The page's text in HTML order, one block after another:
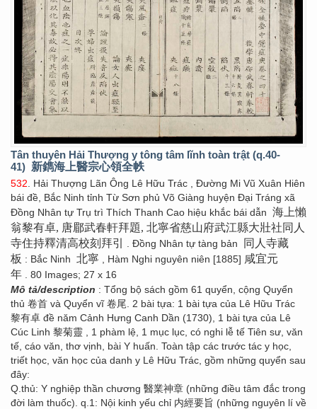
Tân thuyên Hải Thượng y tông tâm lĩnh toàn trật (q.40-
41) 新鐫海上醫宗心領全帙
532 . Hải Thượng Lãn Ông Lê Hữu Trác , Đường Mi Vũ Xuân Hiên
bái đề, Bắc Ninh tỉnh Từ Sơn phủ Võ Giàng huyện Đại Tráng xã
Đồng Nhân tự Trụ trì Thích Thanh Cao hiệu khắc bái dẫn 海上懶
翁黎有卓, 唐郿武春軒拜題, 北寧省慈山府武江縣大壯社同人
寺住持釋清高校刻拜引
. Đồng Nhân tự tàng bản
同人寺藏
板 : Bắc Ninh 北寧 , Hàm Nghi nguyên niên [1885] 咸宜元
年 . 80 Images; 27 x 16
Mô tả/description : Tổng bộ sách gồm 61 quyển, cộng Quyển
thủ 卷首 và Quyển vĩ 卷尾. 2 bài tựa: 1 bài tựa của Lê Hữu Trác
黎有卓 đề năm Cảnh Hưng Canh Dần (1730), 1 bài tựa của Lê
Cúc Linh 黎菊靈 , 1 phàm lệ, 1 mục lục, có nghi lễ tế Tiên sư, văn
tế, cáo văn, thơ vịnh, bài Y huấn. Toàn tập các trước tác y học,
triết học, văn học của danh y Lê Hữu Trác, gồm những quyển sau
đây:
Q.thủ: Y nghiệp thần chương 醫業神章 (những điều tâm đắc trong
đời làm thuốc). q.1: Nội kinh yếu chỉ 内經要旨 (những nguyên lí về